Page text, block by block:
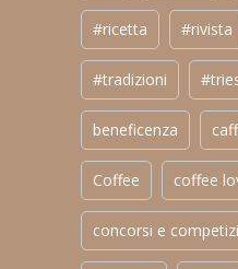
#ricetta #rivista
#tradizioni
beneficenza
Coffee coffee
concorsi e